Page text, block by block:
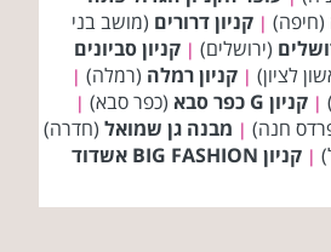
(חיפה) | קניון דרורים (מושב בני
(ירושלים) | קניון סביונים
לציון) | קניון רמלה (רמלה) |
| קניון G כפר סבא (כפר סבא) |
חנה) | מבנה גן שמואל (חדרה)
| קניון BIG FASHION אשדוד